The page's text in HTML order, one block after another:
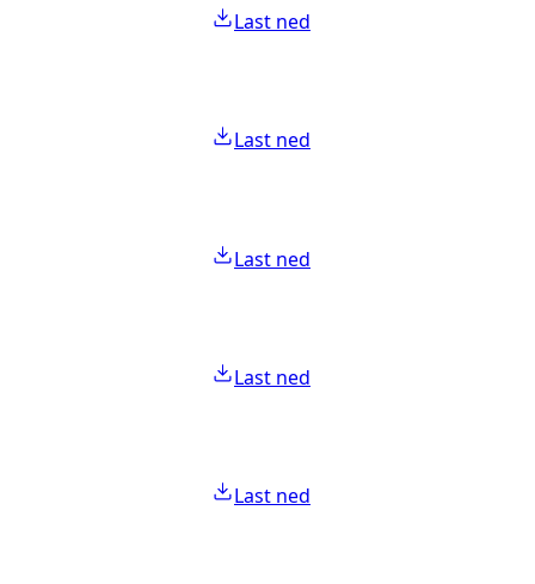
Last ned
Last ned
Last ned
Last ned
Last ned